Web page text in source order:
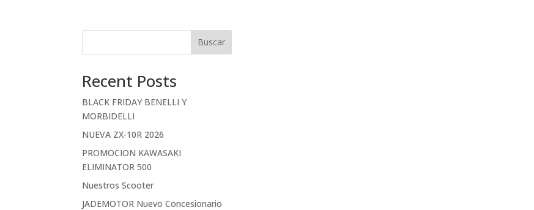
Buscar
Recent Posts
BLACK FRIDAY BENELLI Y
MORBIDELLI
NUEVA ZX-10R 2026
PROMOCION KAWASAKI
ELIMINATOR 500
Nuestros Scooter
JADEMOTOR Nuevo Concesionario